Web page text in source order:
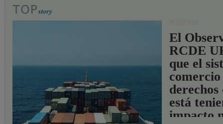
El
RCDE
que el
comercio
derechos
está
impacto